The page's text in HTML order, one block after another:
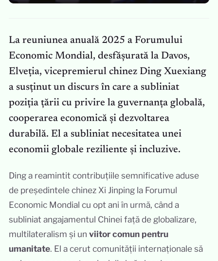
La reuniunea anuală 2025 a Forumului
Economic Mondial, desfășurată la Davos,
Elveția, vicepremierul chinez Ding Xuexiang
a susținut un discurs în care a subliniat
poziția țării cu privire la guvernanța globală,
cooperarea economică și dezvoltarea
durabilă. El a subliniat necesitatea unei
economii globale reziliente și incluzive.
Ding a reamintit contribuțiile semnificative aduse
de președintele chinez Xi Jinping la Forumul
Economic Mondial cu opt ani în urmă, când a
subliniat angajamentul Chinei față de globalizare,
multilateralism și un viitor comun pentru
umanitate. El a cerut comunității internaționale să